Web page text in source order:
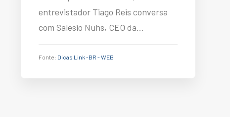
entrevistador Tiago Reis conversa
com Salesio Nuhs, CEO da…
Fonte: Dicas Link -BR - WEB